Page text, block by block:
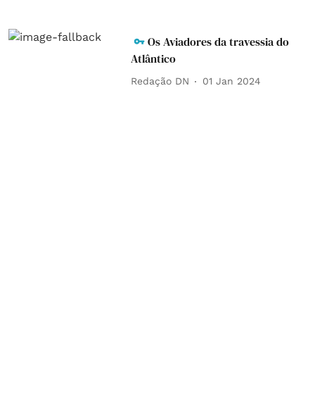
Os Aviadores da travessia do
Atlântico
Redação DN 01 Jan 2024